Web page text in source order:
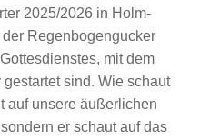
2025/2026 in Holm-
Regenbogengucker
mit dem
sind. Wie schaut
auf unsere äußerlichen
er schaut auf das